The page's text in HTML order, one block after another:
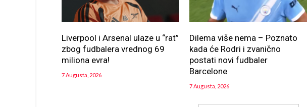
Liverpool i Arsenal ulaze u “rat”
zbog fudbalera vrednog 69
miliona evra!
7 Augusta, 2026
Dilema više nema – Poznato
kada će Rodri i zvanično
postati novi fudbaler
Barcelone
7 Augusta, 2026